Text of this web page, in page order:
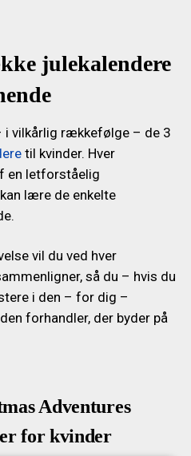
julekalendere
i vilkårlig rækkefølge – de 3
til kvinder. Hver
en letforståelig
lære de enkelte
vil du ved hver
så du – hvis du
i den – for dig –
forhandler, der byder på
Adventures
for kvinder